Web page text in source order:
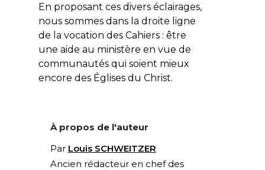
En proposant ces divers éclairages,
nous sommes dans la droite ligne
de la vocation des Cahiers : être
une aide au ministère en vue de
communautés qui soient mieux
encore des Églises du Christ.
À propos de l'auteur
Par Louis SCHWEITZER
Ancien rédacteur en chef des